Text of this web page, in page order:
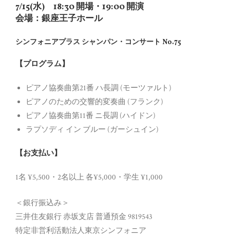
7/15(水) 18:30 開場・19:00 開演
会場：銀座王子ホール
シンフォニアプラス シャンパン・コンサート No.75
【プログラム】
ピアノ協奏曲第21番 ハ長調 (モーツァルト)
ピアノのための交響的変奏曲 (フランク)
ピアノ協奏曲第11番 ニ長調 (ハイドン)
ラプソディ イン ブルー (ガーシュイン)
【お支払い】
1名 ¥5,500・2名以上 各¥5,000・学生 ¥1,000
＜銀行振込み＞
三井住友銀行 赤坂支店 普通預金 9819543
特定非営利活動法人東京シンフォニア